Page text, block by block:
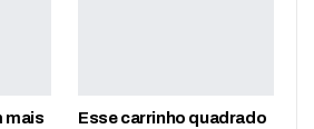
mais
Esse carrinho quadrado